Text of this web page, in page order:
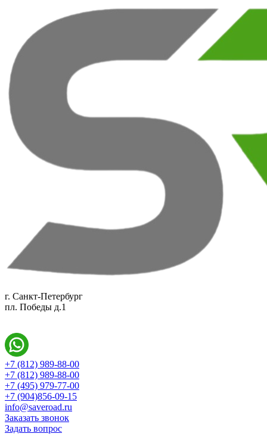
г. Санкт-Петербург
пл. Победы д.1
+7 (812) 989-88-00
+7 (812) 989-88-00
+7 (495) 979-77-00
+7 (904)856-09-15
info@saveroad.ru
Заказать звонок
Задать вопрос